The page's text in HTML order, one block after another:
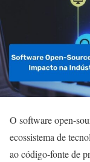
O software open-
ecossistema de
ao código-fonte de